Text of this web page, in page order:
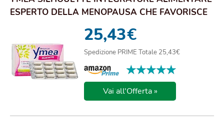
ESPERTO DELLA MENOPAUSA CHE FAVORISCE
25,43€
Spedizione PRIME Totale 25,43€
★★★★★
★★★★★
Vai all'Offerta »